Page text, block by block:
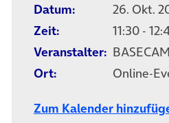
Datum:
26. Okt.
Zeit:
11:30
Veranstalter:
Ort:
Online-
Zum Kalender